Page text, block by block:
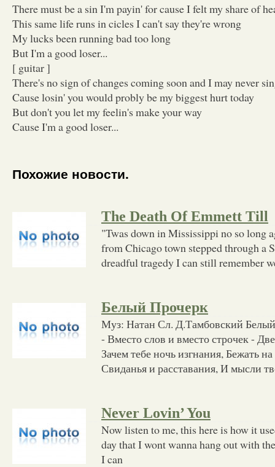
There must be a sin I'm payin' for cause I felt my share of
This same life runs in cicles I can't say they're wrong
My lucks been running bad too long
But I'm a good loser...
[ guitar ]
There's no sign of changes coming soon and I may never
Cause losin' you would probly be my biggest hurt today
But don't you let my feelin's make your way
Cause I'm a good loser...
Похожие новости.
The Death Of Emmett Till
"Twas down in Mississippi no so long
from Chicago town stepped through a
dreadful tragedy I can still remember
Белый Прочерк
Муз: Натан Сл. Д.Тамбовский
- Вместо слов и вместо строчек -
Зачем тебе ночь изгнания, Бежать
Свиданья и расставания, И мысли
Never Lovin’ You
Now listen to me, this here is how it
day that I wont wanna hang out with
I can